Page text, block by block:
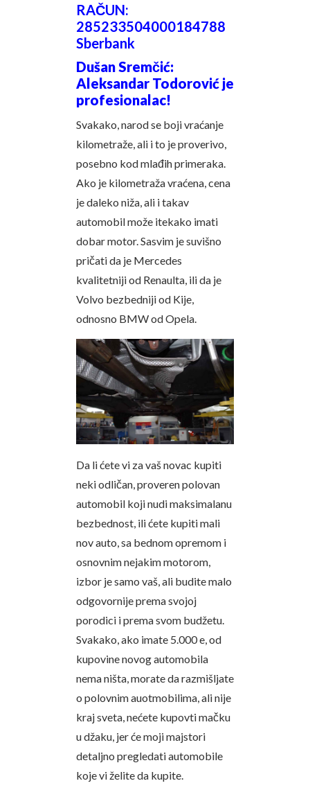
RAČUN:
285233504000184788
Sberbank
Dušan Sremčić:
Aleksandar Todorović je
profesionalac!
Svakako, narod se boji vraćanje
kilometraže, ali i to je proverivo,
posebno kod mlađih primeraka.
Ako je kilometraža vraćena, cena
je daleko niža, ali i takav
automobil može itekako imati
dobar motor. Sasvim je suvišno
pričati da je Mercedes
kvalitetniji od Renaulta, ili da je
Volvo bezbedniji od Kije,
odnosno BMW od Opela.
Da li ćete vi za vaš novac kupiti
neki odličan, proveren polovan
automobil koji nudi maksimalanu
bezbednost, ili ćete kupiti mali
nov auto, sa bednom opremom i
osnovnim nejakim motorom,
izbor je samo vaš, ali budite malo
odgovornije prema svojoj
porodici i prema svom budžetu.
Svakako, ako imate 5.000 e, od
kupovine novog automobila
nema ništa, morate da razmišljate
o polovnim auotmobilima, ali nije
kraj sveta, nećete kupovti mačku
u džaku, jer će moji majstori
detaljno pregledati automobile
koje vi želite da kupite.